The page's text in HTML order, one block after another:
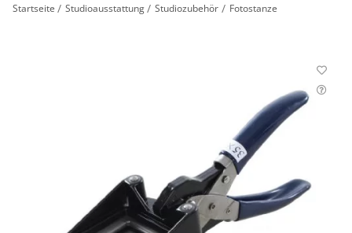
Startseite Studioausstattung Studiozubehör Fotostanze